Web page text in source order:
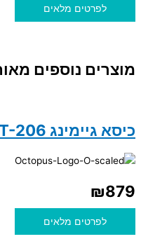
לפרטים מלאים
מוצרים נוספים
כיסא גיימינג Octopus OCT-206 – ורוד
₪879
לפרטים מלאים